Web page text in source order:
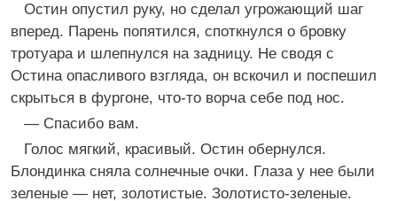
Остин опустил руку, но сделал угрожающий шаг
вперед. Парень попятился, споткнулся о бровку
тротуара и шлепнулся на задницу. Не сводя с
Остина опасливого взгляда, он вскочил и поспешил
скрыться в фургоне, что-то ворча себе под нос.
— Спасибо вам.
Голос мягкий, красивый. Остин обернулся.
Блондинка сняла солнечные очки. Глаза у нее были
зеленые — нет, золотистые. Золотисто-зеленые.